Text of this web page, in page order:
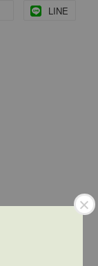
LINE
風水六大原